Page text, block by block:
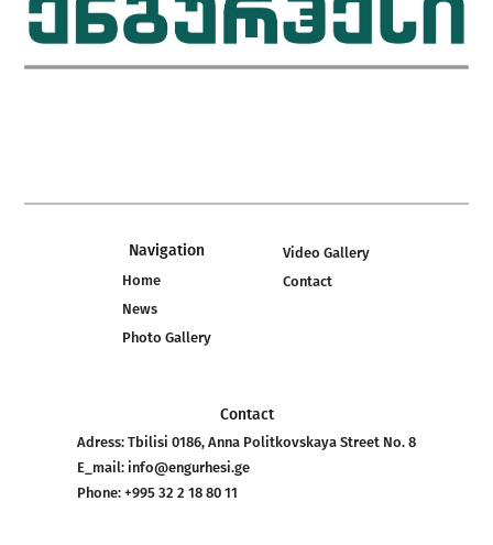
Navigation
Home
News
Photo Gallery
Video Gallery
Contact
Contact
Adress: Tbilisi 0186, Anna Politkovskaya Street No. 8
E_mail: info@engurhesi.ge
Phone: +995 32 2 18 80 11